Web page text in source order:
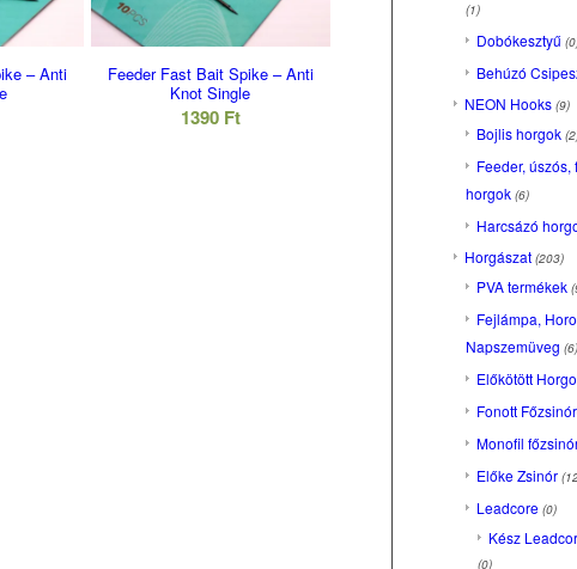
– Anti
Feeder Fast Bait Spike – Anti
Knot Single
1390 Ft
(1)
Dobókesztyű
Behúzó
NEON Hooks (9)
Bojlis horgok
Feeder,
horgok (6)
Harcsázó
Horgászat (203)
PVA termékek
Fejlámpa,
Napszemüveg (6)
Előkötött
Fonott
Monofil
Előke Zsinór
Leadcore (0)
Kész
(0)